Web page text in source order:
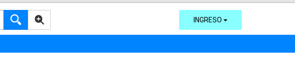
AVANZADA INGRESO